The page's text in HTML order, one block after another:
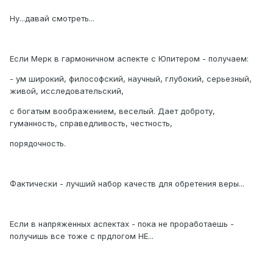
Ну...давай смотреть...
Если Мерк в гармоничном аспекте с Юпитером - получаем:
- ум широкий, философский, научный, глубокий, серьезный,
живой, исследовательский,
с богатым воображением, веселый. Дает доброту,
гуманность, справедливость, честность,
порядочность.
Фактически - лучший набор качеств для обретения веры...
Если в напряженных аспектах - пока не проработаешь -
получишь все тоже с прдлогом НЕ...